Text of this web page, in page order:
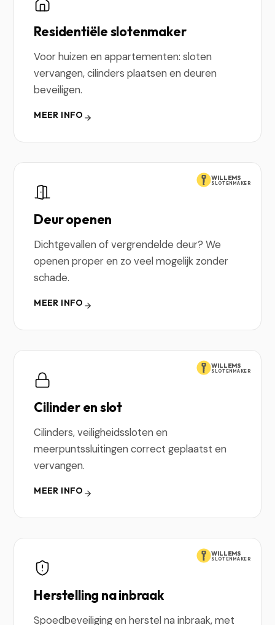
Residentiële slotenmaker
Voor huizen en appartementen: sloten
vervangen, cilinders plaatsen en deuren
beveiligen.
MEER INFO
WILLEMS
SLOTENMAKER
Deur openen
Dichtgevallen of vergrendelde deur? We
openen proper en zo veel mogelijk zonder
schade.
MEER INFO
WILLEMS
SLOTENMAKER
Cilinder en slot
Cilinders, veiligheidssloten en
meerpuntssluitingen correct geplaatst en
vervangen.
MEER INFO
WILLEMS
SLOTENMAKER
Herstelling na inbraak
Spoedbeveiliging en herstel na inbraak, met